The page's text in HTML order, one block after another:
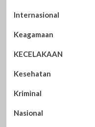
Internasional
Keagamaan
KECELAKAAN
Kesehatan
Kriminal
Nasional